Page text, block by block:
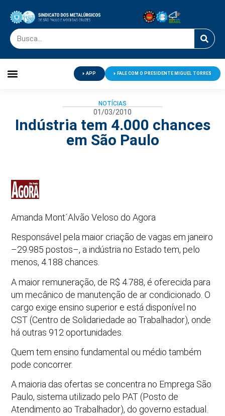
APP FALE COM O PRESIDENTE MIGUEL TORRES
NOTÍCIAS
01/03/2010
Indústria tem 4.000 chances
em São Paulo
Amanda Mont´Alvão Veloso do Agora
Responsável pela maior criação de vagas em janeiro
–29.985 postos–, a indústria no Estado tem, pelo
menos, 4.188 chances.
A maior remuneração, de R$ 4.788, é oferecida para
um mecânico de manutenção de ar condicionado. O
cargo exige ensino superior e está disponível no
CST (Centro de Solidariedade ao Trabalhador), onde
há outras 912 oportunidades.
Quem tem ensino fundamental ou médio também
pode concorrer.
A maioria das ofertas se concentra no Emprega São
Paulo, sistema utilizado pelo PAT (Posto de
Atendimento ao Trabalhador), do governo estadual.